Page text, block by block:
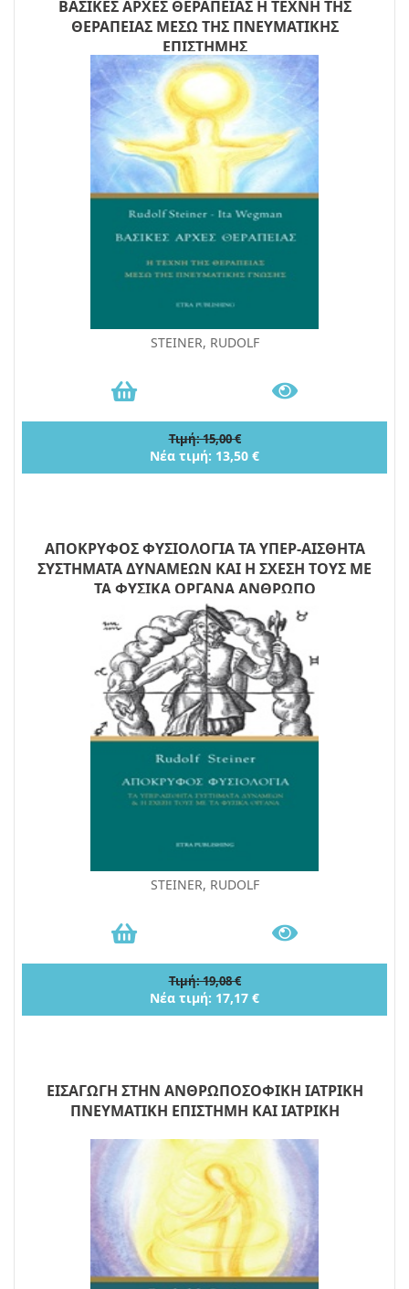
ΒΑΣΙΚΕΣ ΑΡΧΕΣ ΘΕΡΑΠΕΙΑΣ Η ΤΕΧΝΗ ΤΗΣ
ΘΕΡΑΠΕΙΑΣ ΜΕΣΩ ΤΗΣ ΠΝΕΥΜΑΤΙΚΗΣ
ΕΠΙΣΤΗΜΗΣ
STEINER, RUDOLF
Τιμή: 15,00 €
Νέα τιμή: 13,50 €
ΑΠΟΚΡΥΦΟΣ ΦΥΣΙΟΛΟΓΙΑ ΤΑ ΥΠΕΡ-ΑΙΣΘΗΤΑ
ΣΥΣΤΗΜΑΤΑ ΔΥΝΑΜΕΩΝ ΚΑΙ Η ΣΧΕΣΗ ΤΟΥΣ ΜΕ
ΤΑ ΦΥΣΙΚΑ ΟΡΓΑΝΑ ΑΝΘΡΩΠΟ
STEINER, RUDOLF
Τιμή: 19,08 €
Νέα τιμή: 17,17 €
ΕΙΣΑΓΩΓΗ ΣΤΗΝ ΑΝΘΡΩΠΟΣΟΦΙΚΗ ΙΑΤΡΙΚΗ
ΠΝΕΥΜΑΤΙΚΗ ΕΠΙΣΤΗΜΗ ΚΑΙ ΙΑΤΡΙΚΗ